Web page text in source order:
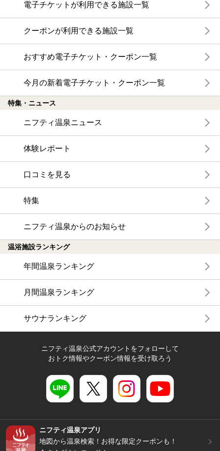
電子チケットが利用できる施設一覧
クーポンが利用できる施設一覧
おすすめ電子チケット・クーポン一覧
今月の新着電子チケット・クーポン一覧
特集・ニュース
ニフティ温泉ニュース
体験レポート
口コミを見る
特集
ニフティ温泉からのお知らせ
温浴施設ランキング
年間温泉ランキング
月間温泉ランキング
サウナランキング
ニフティ温泉公式アカウントをフォローして
おトク情報やクーポン情報を受け取ろう
ニフティ温泉アプリ
地図から温泉検索！お得な限定クーポンも！